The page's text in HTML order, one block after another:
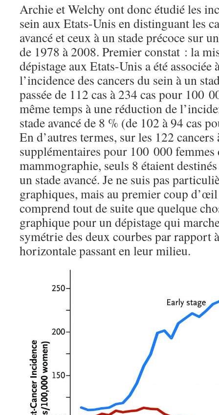
Archie et Welchy ont donc étudié les
sein aux Etats-Unis en distinguant les
avancé et ceux à un stade précoce sur
de 1978 à 2008. Premier constat : la
dépistage aux Etats-Unis a été associée
l’incidence des cancers du sein à un
passée de 112 cas à 234 cas pour 100
même temps à une réduction de
stade avancé de 8 % (de 102 à 94 cas
En d’autres termes, sur les 122 cancers
supplémentaires pour 100 000 femmes
mammographie, seuls 8 étaient
un stade avancé. Je ne suis pas
graphiques, mais au premier coup
comprend tout de suite que quelque
graphique pour un dépistage qui
symétrie des deux courbes par rapport
horizontale passant en leur milieu.